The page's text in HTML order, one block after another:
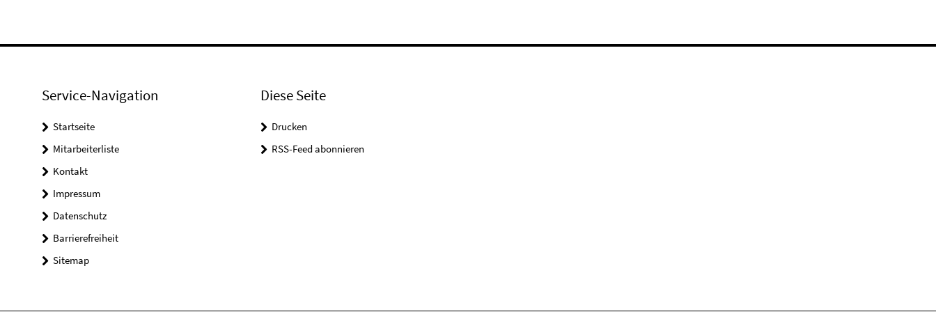
Service-Navigation
Startseite
Mitarbeiterliste
Kontakt
Impressum
Datenschutz
Barrierefreiheit
Sitemap
Diese Seite
Drucken
RSS-Feed abonnieren